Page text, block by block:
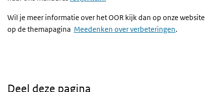
Wil je meer informatie over het OOR kijk dan op onze website
op de themapagina Meedenken over verbeteringen.
Deel deze pagina